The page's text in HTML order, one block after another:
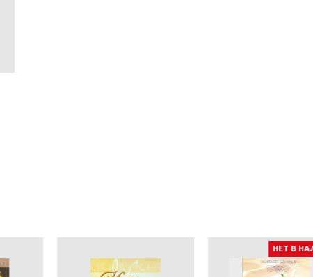
НЕТ В НАЛИЧИИ